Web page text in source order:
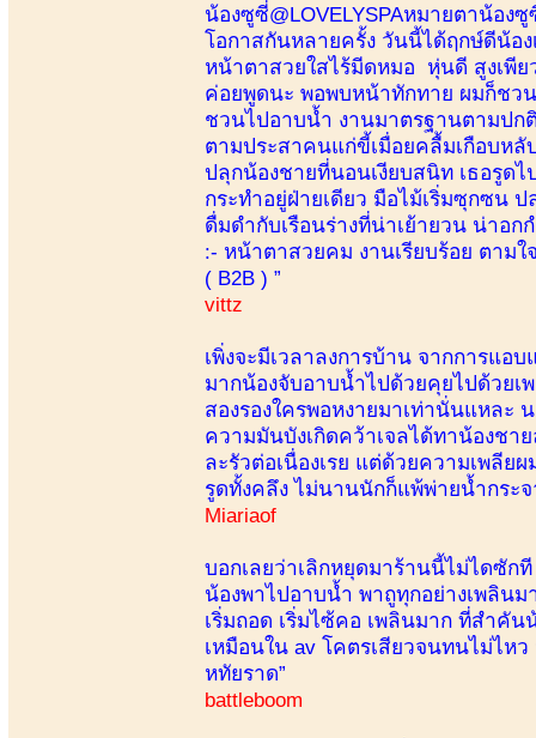
น้องซูซี่@LOVELYSPAหมายตาน้อ
โอกาสกันหลายครั้ง วันนี้ได้ฤกษ์ดีน้อ
หน้าตาสวยใสไร้มีดหมอ หุ่นดี สูงเพี
ค่อยพูดนะ พอพบหน้าทักทาย ผมก็ชว
ชวนไปอาบน้ำ งานมาตรฐานตามปก
ตามประสาคนแก่ขี้เมื่อยคลื้มเกือบห
ปลุกน้องชายที่นอนเงียบสนิท เธอรูด
กระทำอยู่ฝ่ายเดียว มือไม้เริ่มซุกซน
ดื่มดำกับเรือนร่างที่น่าเย้ายวน น่าอ
:- หน้าตาสวยคม งานเรียบร้อย ตามใ
( B2B ) ”
vittz
เพิ่งจะมีเวลาลงการบ้าน จากการแ
มากน้องจับอาบน้ำไปด้วยคุยไปด้วยเ
สองรองใครพอหงายมาเท่านั่นแหล
ความมันบังเกิดคว้าเจลได้ทาน้องช
ละรัวต่อเนื่องเรย แต่ด้วยความเพลีย
รูดทั้งคลึง ไม่นานนักก็แพ้พ่ายน้ำกระจ
Miariaof
บอกเลยว่าเลิกหยุดมาร้านนี้ไม่ไดซัก
น้องพาไปอาบน้ำ พาถูทุกอย่างเพลินม
เริ่มถอด เริ่มไซ้คอ เพลินมาก ที่สำคั
เหมือนใน av โคตรเสียวจนทนไม่ไห
หทัยราด”
battleboom